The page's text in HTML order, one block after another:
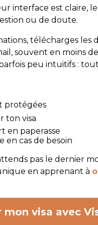
interface est
ou de doute.
télécharges les
souvent en moins
peu intuitifs :
protégées
ton visa
en paperasse
en cas de besoin
pas le dernier
en apprenant à
mon visa avec